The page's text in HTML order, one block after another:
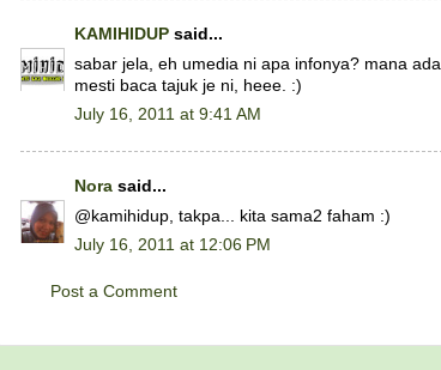
KAMIHIDUP said...
sabar jela, eh umedia ni apa infonya? mana
mesti baca tajuk je ni, heee. :)
July 16, 2011 at 9:41 AM
Nora said...
@kamihidup, takpa... kita sama2 faham :)
July 16, 2011 at 12:06 PM
Post a Comment